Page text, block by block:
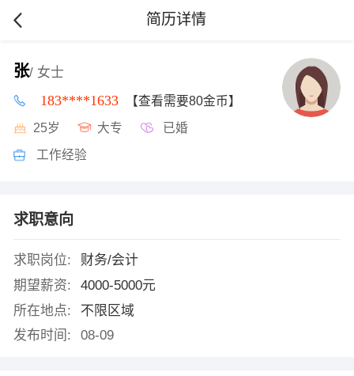
简历详情
张/ 女士
183****1633 【查看需要80金币】
25岁 大专 已婚
工作经验
求职意向
求职岗位:
财务/会计
期望薪资:
4000-5000元
所在地点:
不限区域
发布时间:
08-09